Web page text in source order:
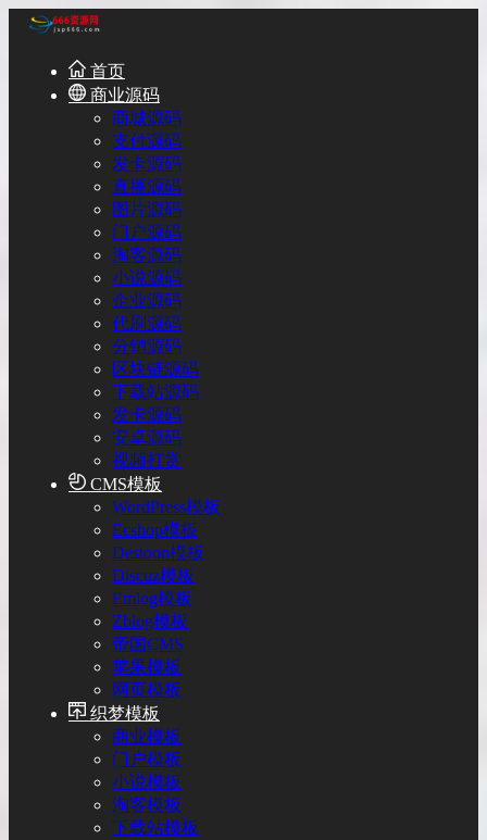
首页
商业源码
商城源码
支付源码
发卡源码
直播源码
图片源码
门户源码
淘客源码
小说源码
企业源码
代刷源码
分销源码
区块链源码
下载站源码
发卡源码
安卓源码
视频打赏
CMS模板
WordPress模板
Ecshop模板
Destoon模板
Discuz模板
Emlog模板
Zblog模板
帝国CMS
苹果模板
网页模板
织梦模板
商业模板
门户模板
小说模板
淘客模板
下载站模板